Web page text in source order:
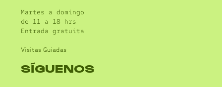
Martes a domingo
de 11 a 18 hrs
Entrada gratuita
Visitas Guiadas
SÍGUENOS